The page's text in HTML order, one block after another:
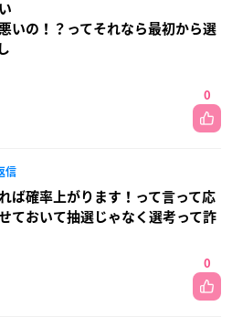
いの！？ってそれなら最初から選
0
信
ば確率上がります！って言って応
ておいて抽選じゃなく選考って詐
0